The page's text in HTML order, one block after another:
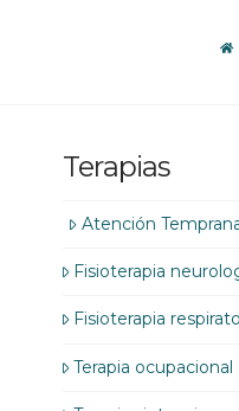
Terapias
Atención
Fisioterapia
Fisioterapia
Terapia ocupacional